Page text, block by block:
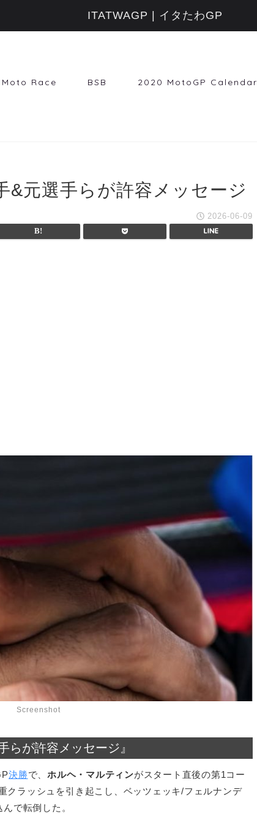
Moto Race BSB 2020 MotoGP Calendar
&元選手らが許容メッセージ
2026-06-09
Screenshot
らが許容メッセージ』
決勝で、ホルヘ・マルティンがスタート直後の第1コー
クラッシュを引き起こし、ベッツェッキ/フェルナンデ
で転倒した。
ITATWAGP | イタたわGP